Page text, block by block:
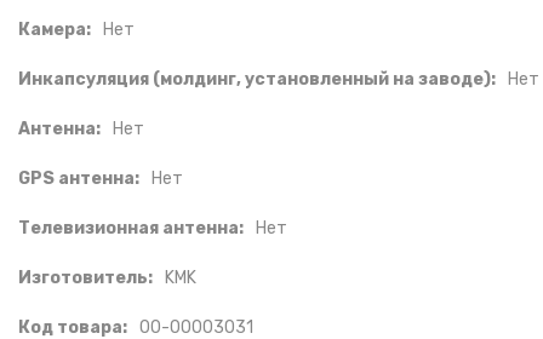
Камера: Нет
Инкапсуляция (молдинг, установленный на заводе): Нет
Антенна: Нет
GPS антенна: Нет
Телевизионная антенна: Нет
Изготовитель: KMK
Код товара: 00-00003031